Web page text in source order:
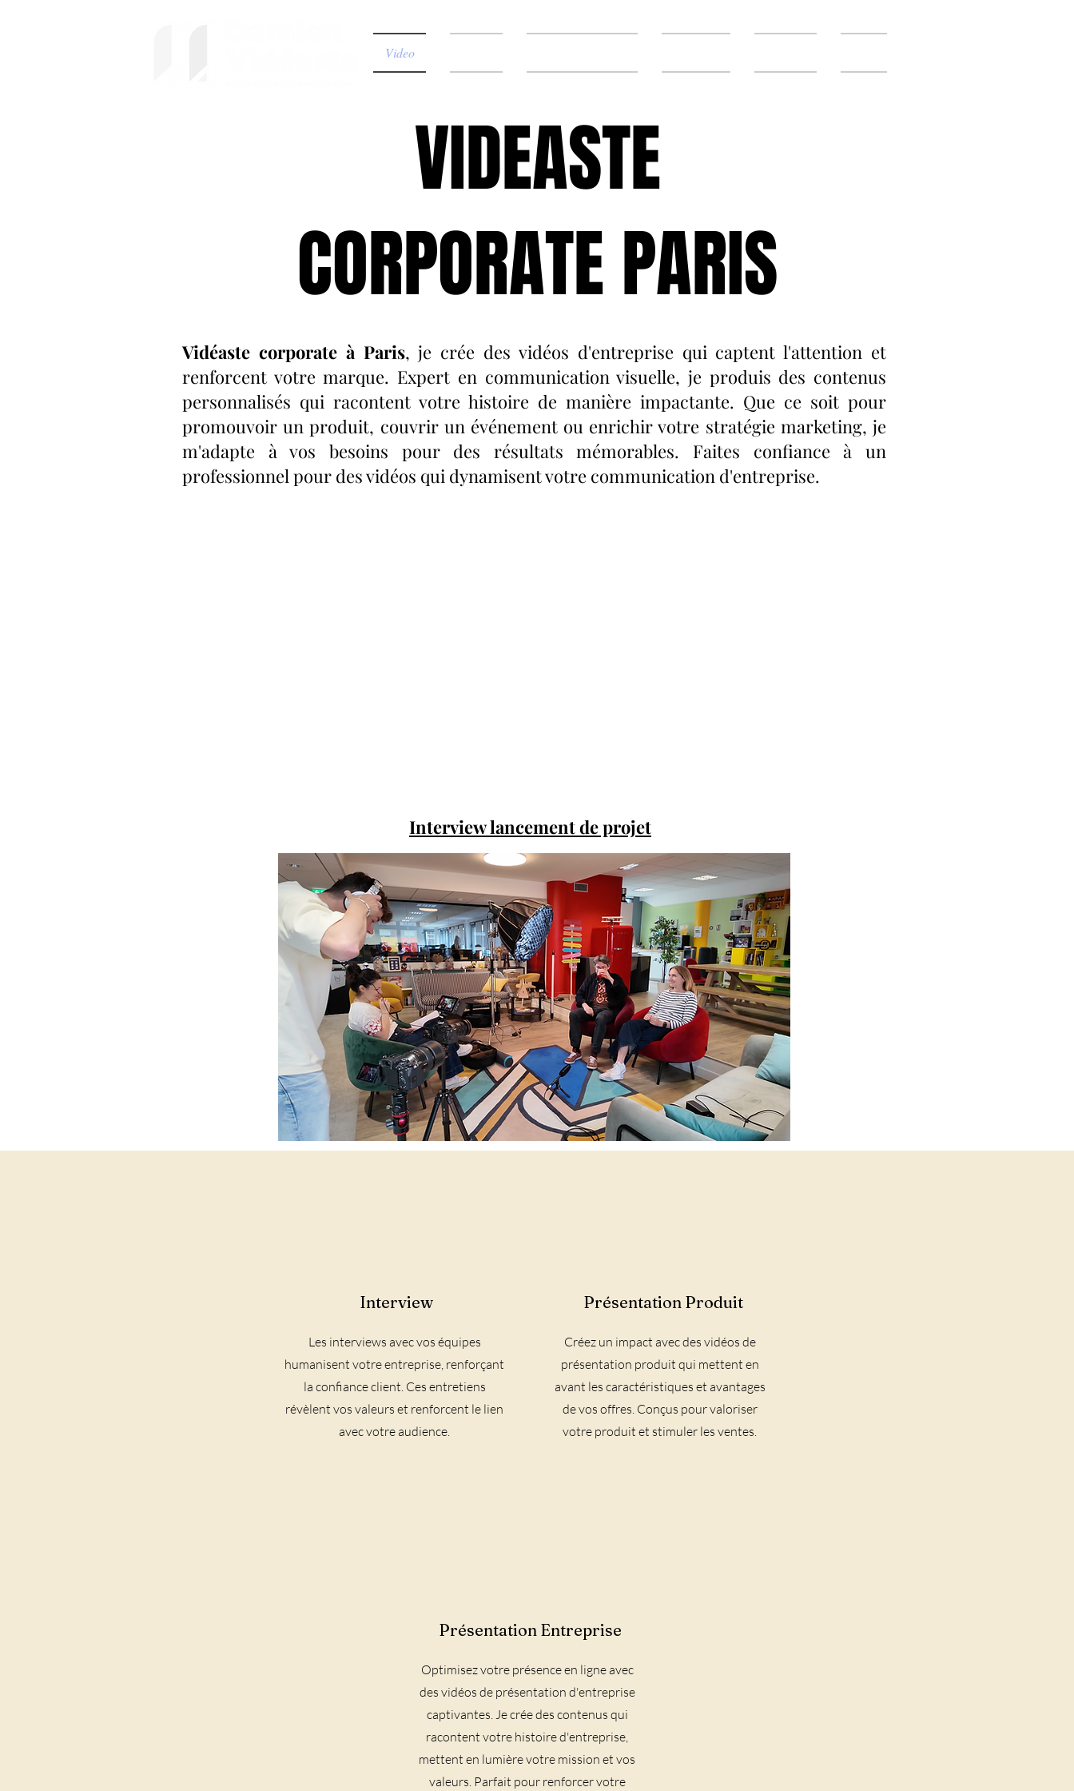
Video
VIDEASTE
CORPORATE PARIS
Vidéaste corporate à Paris, je crée des vidéos d'entreprise qui captent l'attention et
renforcent votre marque. Expert en communication visuelle, je produis des contenus
personnalisés qui racontent votre histoire de manière impactante. Que ce soit pour
promouvoir un produit, couvrir un événement ou enrichir votre stratégie marketing, je
m'adapte à vos besoins pour des résultats mémorables. Faites confiance à un
professionnel pour des vidéos qui dynamisent votre communication d'entreprise.
Interview lancement de projet
Interview
Les interviews avec vos équipes
humanisent votre entreprise, renforçant
la confiance client. Ces entretiens
révèlent vos valeurs et renforcent le lien
avec votre audience.
Présentation Produit
Créez un impact avec des vidéos de
présentation produit qui mettent en
avant les caractéristiques et avantages
de vos offres. Conçus pour valoriser
votre produit et stimuler les ventes.
Présentation Entreprise
Optimisez votre présence en ligne avec
des vidéos de présentation d'entreprise
captivantes. Je crée des contenus qui
racontent votre histoire d'entreprise,
mettent en lumière votre mission et vos
valeurs. Parfait pour renforcer votre